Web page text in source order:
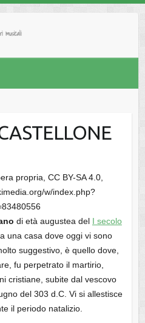
propria, CC BY-SA 4.0,
w/index.php?
di età augustea del I secolo
una casa dove oggi vi sono
suggestivo, è quello dove,
fu perpetrato il martirio,
cristiane, subite dal vescovo
del 303 d.C. Vi si allestisce
il periodo natalizio.